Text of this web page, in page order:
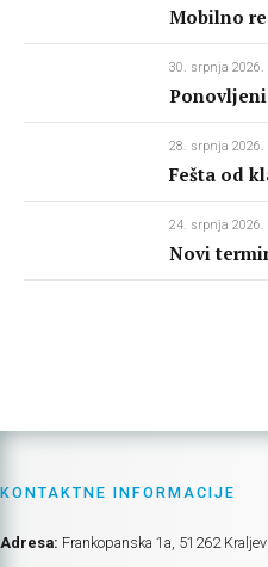
Mobilno
Bakarcu
30. srpnja 2026.
mladih
28. srpnja 2026.
Fešta od
pobjeda
24. srpnja 2026.
Novi
KONTAKTNE INFORMACIJE
Adresa: Frankopanska 1a, 51262